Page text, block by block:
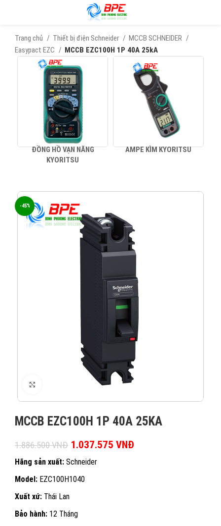
Trang chủ Thiết bị điện Schneider
MCCB SCHNEIDER
Easypact EZC
MCCB EZC100H 1P 40A 25kA
ĐỒNG HỒ VẠN NĂNG
KYORITSU
AMPE KÌM KYORITSU
-45%
MCCB EZC100H 1P 40A 25KA
1.886.500VNĐ Giá gốc là: 1.886.500 VNĐ.
1.037.575 VNĐ
Hãng sản xuất: Schneider
Model: EZC100H1040
Xuất xứ: Thái Lan
Bảo hành: 12 Tháng